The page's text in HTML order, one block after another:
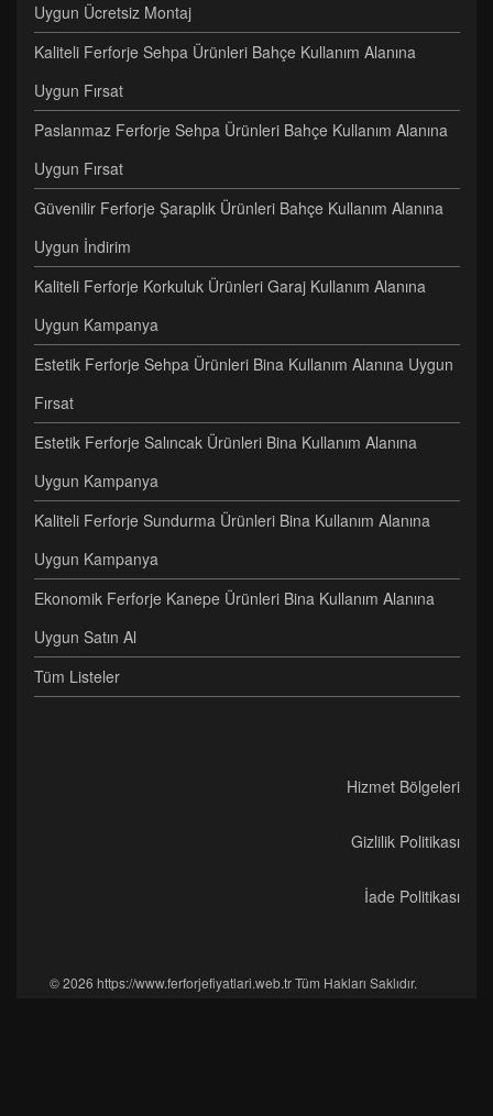
Uygun Ücretsiz Montaj
Kaliteli Ferforje Sehpa Ürünleri Bahçe Kullanım Alanına
Uygun Fırsat
Paslanmaz Ferforje Sehpa Ürünleri Bahçe Kullanım Alanına
Uygun Fırsat
Güvenilir Ferforje Şaraplık Ürünleri Bahçe Kullanım Alanına
Uygun İndirim
Kaliteli Ferforje Korkuluk Ürünleri Garaj Kullanım Alanına
Uygun Kampanya
Estetik Ferforje Sehpa Ürünleri Bina Kullanım Alanına Uygun
Fırsat
Estetik Ferforje Salıncak Ürünleri Bina Kullanım Alanına
Uygun Kampanya
Kaliteli Ferforje Sundurma Ürünleri Bina Kullanım Alanına
Uygun Kampanya
Ekonomik Ferforje Kanepe Ürünleri Bina Kullanım Alanına
Uygun Satın Al
Tüm Listeler
Hizmet Bölgeleri
Gizlilik Politikası
İade Politikası
© 2026 https://www.ferforjefiyatlari.web.tr Tüm Hakları Saklıdır.